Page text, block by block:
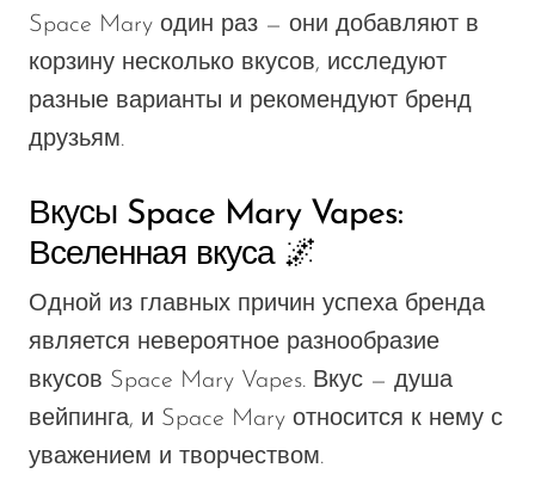
Space Mary один раз — они добавляют в
корзину несколько вкусов, исследуют
разные варианты и рекомендуют бренд
друзьям.
Вкусы Space Mary Vapes:
Вселенная вкуса 🌌
Одной из главных причин успеха бренда
является невероятное разнообразие
вкусов Space Mary Vapes. Вкус — душа
вейпинга, и Space Mary относится к нему с
уважением и творчеством.